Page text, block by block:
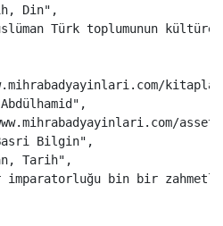
Din" ,
Türk toplumunun
" ,
Bilgin" ,
Tarih" ,
imparatorluğu bin bir